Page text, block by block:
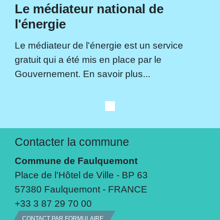
Le médiateur national de
l'énergie
Le médiateur de l'énergie est un service
gratuit qui a été mis en place par le
Gouvernement. En savoir plus...
Contacter la commune
Commune de Faulquemont
Place de l'Hôtel de Ville - BP 63
57380 Faulquemont - FRANCE
+33 3 87 29 70 00
CONTACT PAR FORMULAIRE